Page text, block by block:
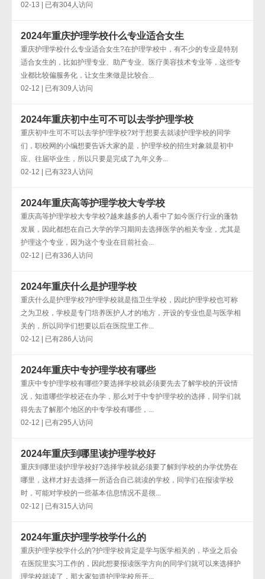
02-13 | 已有304人访问
2024年重庆护理学校什么专业适合女生
重庆护理学校什么专业适合女生?在护理学校中，有不少的专业是特别
适合女生的，比如护理专业、助产专业、医疗美容技术专业等，这些专
业都比较偏服务化，让女生来做是比较合...
02-12 | 已有309人访问
2024年重庆初中生可不可以去学护理学校
重庆初中生可不可以去学护理学校?对于想要去就读护理学校的同学
们，职校网的小编想要告诉大家的是，护理学校的招生对象就是初中
应、往届毕业生，所以只要是完成了九年义务...
02-12 | 已有323人访问
2024年重庆高等护理学校大专学校
重庆高等护理学校大专学校?越来越多的人看中了如今医疗行业的蓬勃
发展，因此都想在自己大学的学习期间去选择医学的相关专业，尤其是
护理这个专业，因为这个专业在目前社会...
02-12 | 已有336人访问
2024年重庆什么是护理学校
重庆什么是护理学校?护理学校就是指卫生学校，因此护理学校也可称
之为卫校，学校是专门培养医护人才的地方，开设的专业也是与医学相
关的，所以同学们想要以后在医院里工作...
02-12 | 已有286人访问
2024年重庆中专护理学校有哪些
重庆中专护理学校有哪些?要选择学校就必须要先去了解学校的开设情
况，知道哪些学校还在办学，那么对于中专护理学校的选择，同学们就
得先去了解那个地区的中专学校有哪些，...
02-12 | 已有295人访问
2024年重庆到哪里读护理学校好
重庆到哪里读护理学校好?选择学校就必须要了解到学校的办学优势在
哪里，这样才好去选择一所适合自己就读的学校，同学们在报读学校
时，可能对学校的一些基本信息情况不是很...
02-12 | 已有315人访问
2024年重庆护理学校学什么的
重庆护理学校学什么的?护理学校肯定是学与医学相关的，毕业之后会
在医院里实习工作的，因此想要报读医学方向的同学们就可以来选择护
理学校就读了，那大家知道护理学校所开...